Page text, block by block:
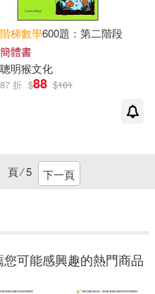
階梯數學600題：第二階段
簡體書
聰明猴文化
87 折 $88 $101
頁 ⁄5 下一頁
您可能感興趣的熱門商品